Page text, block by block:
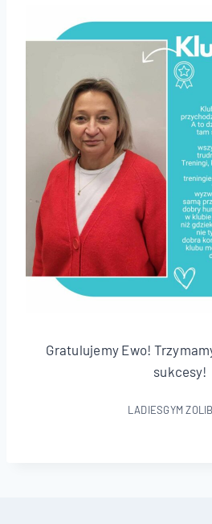
Gratulujemy Ewo!
sukcesy!
LADIESGYM